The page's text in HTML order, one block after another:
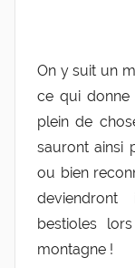
On y suit un
ce qui donne
plein de
sauront ainsi
ou bien
bestioles
montagne !